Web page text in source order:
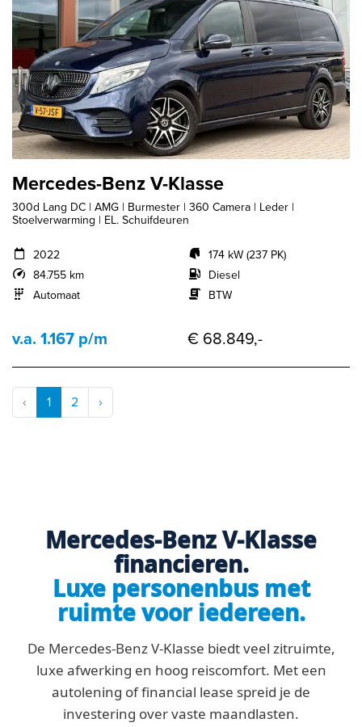
Mercedes-Benz V-Klasse
300d Lang DC | AMG | Burmester | 360 Camera | Leder |
Stoelverwarming | EL. Schuifdeuren
2022
84.755 km
Automaat
174 kW (237 PK)
Diesel
BTW
v.a. 1.167 p/m € 68.849,-
‹ 1 2 ›
Mercedes-Benz V-Klasse
financieren.
Luxe personenbus met
ruimte voor iedereen.
De Mercedes-Benz V-Klasse biedt veel zitruimte,
luxe afwerking en hoog reiscomfort. Met een
autolening of financial lease spreid je de
investering over vaste maandlasten.